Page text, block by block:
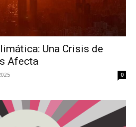
Una Crisis de
Afecta
0